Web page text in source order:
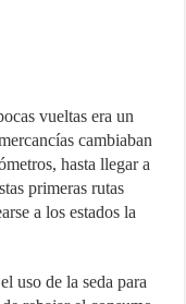
vueltas era un
cambiaban
hasta llegar a
primeras rutas
a los estados la
uso de la seda para